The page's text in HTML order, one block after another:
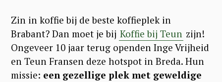
Zin in koffie bij de beste koffieplek in
Brabant? Dan moet je bij Koffie bij Teun zijn!
Ongeveer 10 jaar terug openden Inge Vrijheid
en Teun Fransen deze hotspot in Breda. Hun
missie: een gezellige plek met geweldige